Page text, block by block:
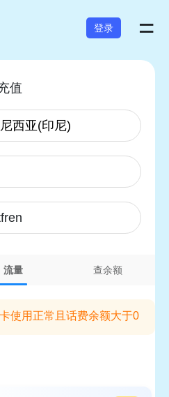
登录 =
值
流量 查余额
使用正常且话费余额大于0